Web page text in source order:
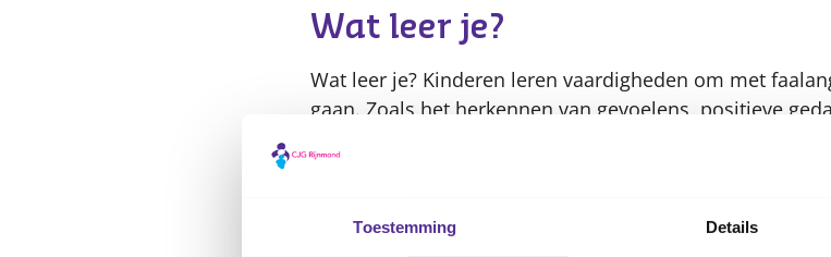
Toestemming Details
Wat leer je?
Wat leer je? Kinderen leren vaardigheden om met
gaan. Zoals het herkennen van gevoelens, positieve
Voor ouders zijn er 2 bijeenkomsten, met informatie
omgaan met een kind dat faalangst ervaart.
Praktische informatie